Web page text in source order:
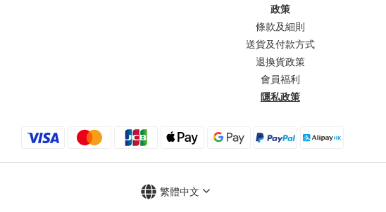
政策
條款及細則
送貨及付款方式
退換貨政策
會員福利
隱私政策
繁體中文